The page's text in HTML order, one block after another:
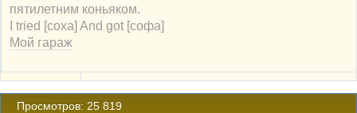
пятилетним коньяком.
I tried [соха] And got [софа]
Мой гараж
Просмотров: 25 819